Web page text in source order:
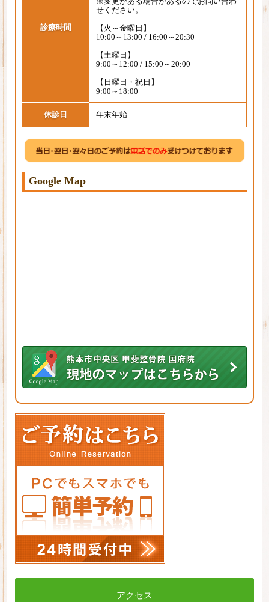
診療時間
せください。
【火～金曜日】
10:00～13:00 / 16:00～20:30
【土曜日】
9:00～12:00 / 15:00～20:00
【日曜日・祝日】
9:00～18:00
休診日 年末年始
Google Map
アクセス